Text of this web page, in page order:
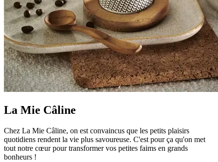
La Mie Câline
Chez La Mie Câline, on est convaincus que les petits plaisirs
quotidiens rendent la vie plus savoureuse. C'est pour ça qu'on met
tout notre cœur pour transformer vos petites faims en grands
bonheurs !